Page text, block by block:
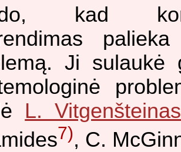
kad
Ji sulaukė
L. Vitgenšteinas
7), C.